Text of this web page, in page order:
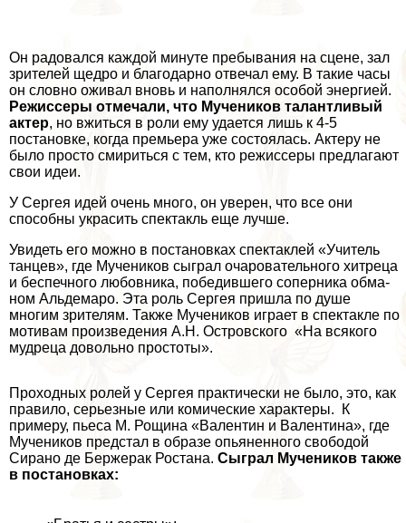
Он радовался каждой минуте пребывания на сцене, зал
зрителей щедро и благодарно отвечал ему. В такие часы
он словно оживал вновь и наполнялся особой энергией.
Режиссеры отмечали, что Мучеников талантливый
актер, но вжиться в роли ему удается лишь к 4-5
постановке, когда премьера уже состоялась. Актеру не
было просто смириться с тем, кто режиссеры предлагают
свои идеи.
У Сергея идей очень много, он уверен, что все они
способны украсить спектакль еще лучше.
Увидеть его можно в постановках спектаклей «Учитель
танцев», где Мучеников сыграл оча­ровательного хитреца
и беспечного любовни­ка, победившего соперника обма­
ном Альдемаро. Эта роль Сергея пришла по душе
многим зрителям. Также Мучеников играет в спектакле по
мотивам произведения А.Н. Островского «На всякого
мудреца довольно простоты».
Проходных ролей у Сергея пpaктически не было, это, как
правило, серьезные или комические хаpaктеры. К
примеру, пьеса М. Рощина «Валентин и Валенти­на», где
Мучеников предстал в образе опьяненного свобо­дой
Сирано де Бержеpaк Ростана. Сыграл Мучеников также
в постановках: